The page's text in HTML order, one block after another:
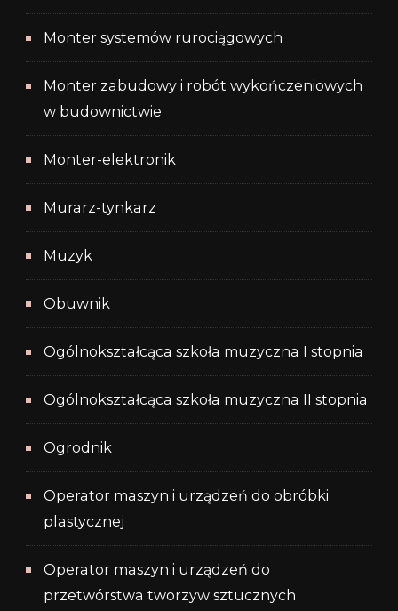
Monter systemów rurociągowych
Monter zabudowy i robót wykończeniowych
w budownictwie
Monter-elektronik
Murarz-tynkarz
Muzyk
Obuwnik
Ogólnokształcąca szkoła muzyczna I stopnia
Ogólnokształcąca szkoła muzyczna II stopnia
Ogrodnik
Operator maszyn i urządzeń do obróbki
plastycznej
Operator maszyn i urządzeń do
przetwórstwa tworzyw sztucznych